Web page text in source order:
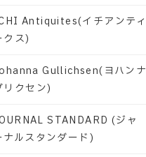
Antiquites(イチアンティ
クス)
Gullichsen(ヨハンナ
リクセン)
STANDARD (ジャ
ナルスタンダード)